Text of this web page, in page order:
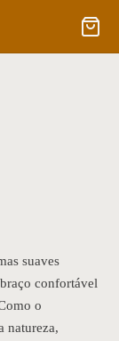
suaves
confortável
o
natureza,